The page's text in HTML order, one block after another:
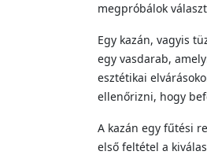
megpróbálok
Egy kazán, vagyis
egy vasdarab,
esztétikai
ellenőrizni, hogy
A kazán egy fűtési
első feltétel a